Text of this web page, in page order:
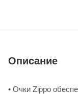
Описание
• Очки Zippo